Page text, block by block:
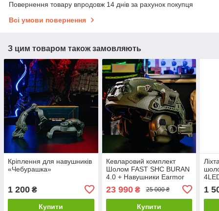
Повернення товару впродовж 14 днів за рахунок покупця
Всі умови повернення
З цим товаром також замовляють
Кріплення для навушників
«Чебурашка»
1 200 ₴
Купити
Кевларовий комплект
Шолом FAST SHC BURAN
4.0 + Навушники Earmor
"Чебурашка" + Ліхтар +
Кавер
23 990₴ 25 000 ₴
Купити
1